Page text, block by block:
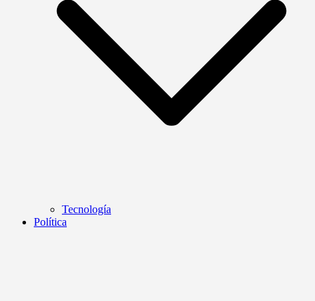
Tecnología
Política